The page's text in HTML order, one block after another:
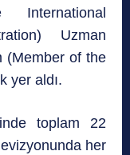
International
Uzman
(Member of the
yer aldı.
toplam 22
her